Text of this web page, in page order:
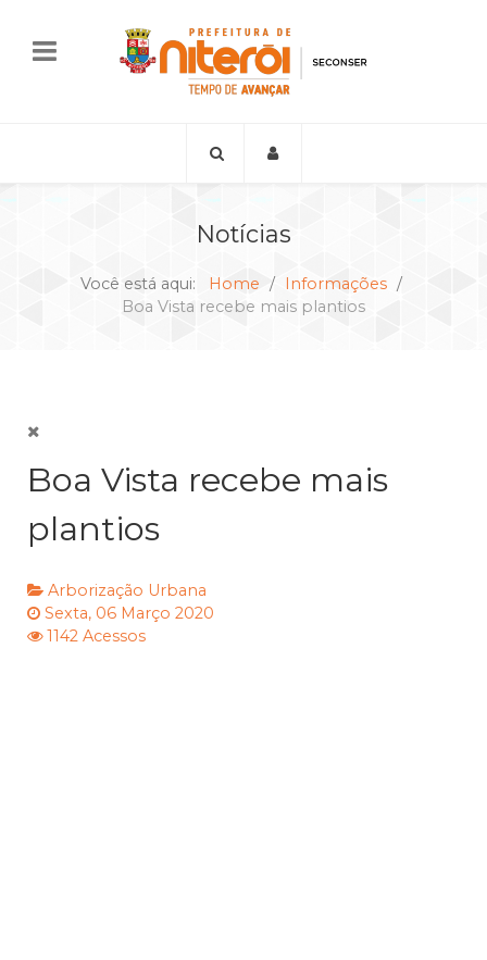
Notícias
Você está aqui: Home
Informações
Boa Vista recebe mais plantios
Boa Vista recebe mais
plantios
Arborização Urbana
Sexta, 06 Março 2020
1142 Acessos